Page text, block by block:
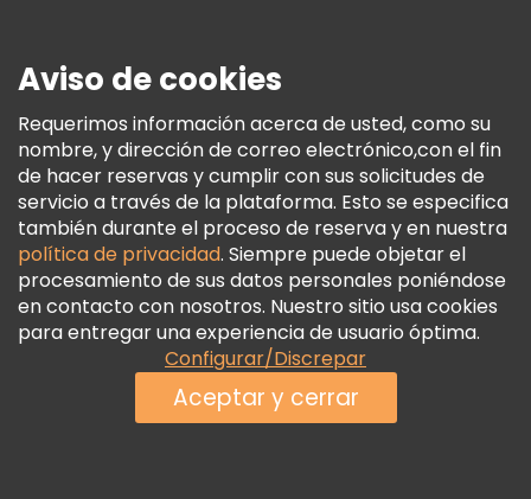
Términos E Información Legal
Política De Cookies
Freetour Premios
Programa De Fidelidad
Aviso de cookies
Requerimos información acerca de usted, como su
nombre, y dirección de correo electrónico,con el fin
de hacer reservas y cumplir con sus solicitudes de
servicio a través de la plataforma. Esto se especifica
también durante el proceso de reserva y en nuestra
política de privacidad. Siempre puede objetar el
procesamiento de sus datos personales poniéndose
en contacto con nosotros. Nuestro sitio usa cookies
para entregar una experiencia de usuario óptima.
Configurar/Discrepar
Aceptar y cerrar